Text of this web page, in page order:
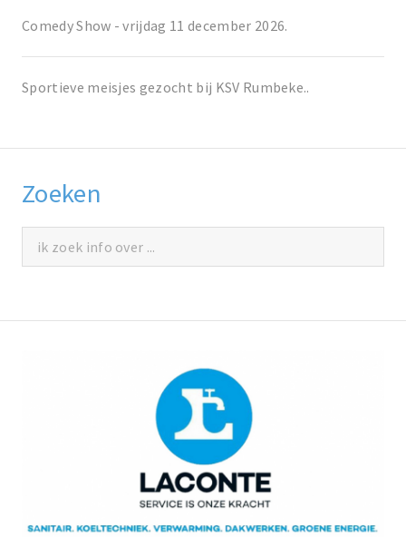
Comedy Show - vrijdag 11 december 2026.
Sportieve meisjes gezocht bij KSV Rumbeke..
Zoeken